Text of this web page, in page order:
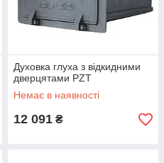
Духовка глуха з відкидними
дверцятами PZT
Немає в наявності
12 091 ₴